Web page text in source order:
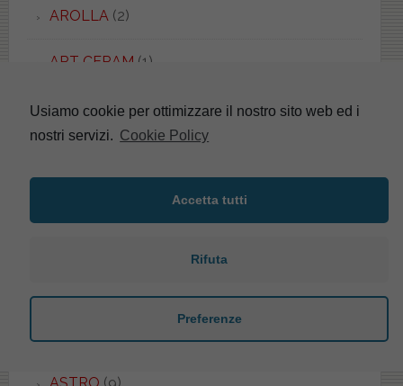
AROLLA(2)
ART CERAM (1)
ASILO(1)
ASTRA PIU'(3)
Usiamo cookie per ottimizzare il nostro sito web ed i
nostri servizi. Cookie Policy
Accetta tutti
Rifuta
Preferenze